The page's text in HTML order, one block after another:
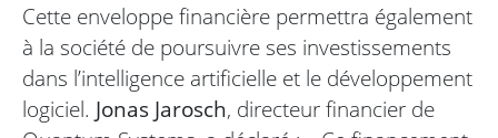
Cette enveloppe financière permettra également
à la société de poursuivre ses investissements
dans l’intelligence artificielle et le développement
logiciel. Jonas Jarosch, directeur financier de